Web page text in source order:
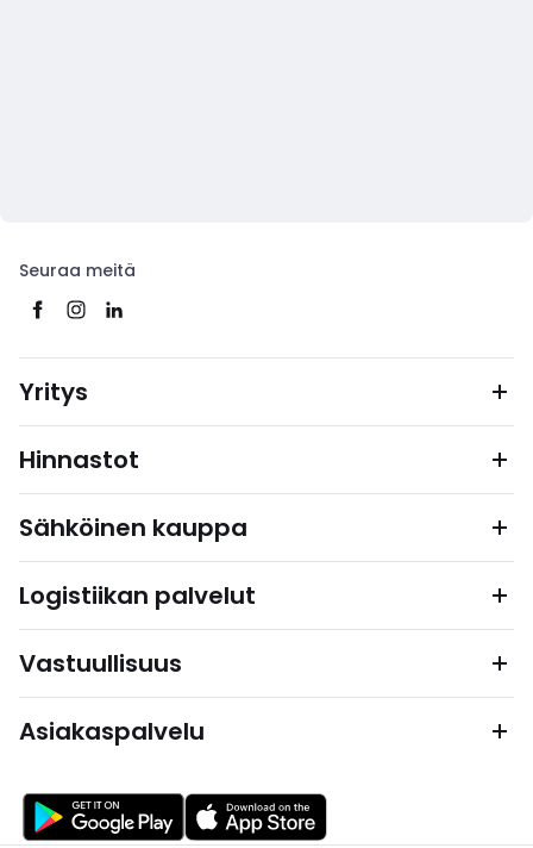
Seuraa meitä
Yritys
Hinnastot
Sähköinen kauppa
Logistiikan palvelut
Vastuullisuus
Asiakaspalvelu